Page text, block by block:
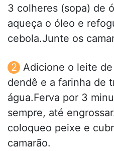
3 colheres (sopa) de
aqueça o óleo e
cebola.Junte os
Adicione o leite
dendê e a farinha de
água.Ferva por 3
sempre, até
coloqueo peixe e
camarão.